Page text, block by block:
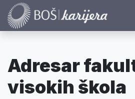
Adresar
visokih škola